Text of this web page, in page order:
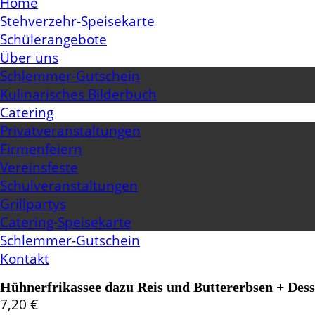
Stehverzehr-Speisekarte
Schülerangebote
Über uns
Schlemmer-Gutschein
Kulinarisches Bilderbuch
Catering
Privatveranstaltungen
Firmenfeiern
Vereinsfeste
Schulveranstaltungen
Grillpartys
Catering-Speisekarte
Schlemmer-Gutschein
Kontakt
Hühnerfrikassee dazu Reis und Buttererbsen +
7,20 €